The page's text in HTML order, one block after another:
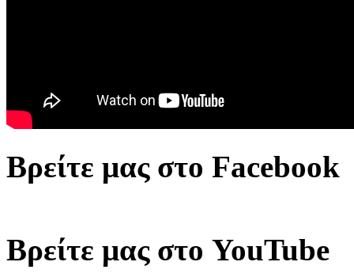
Βρείτε μας στο Facebook
Βρείτε μας στο YouTube